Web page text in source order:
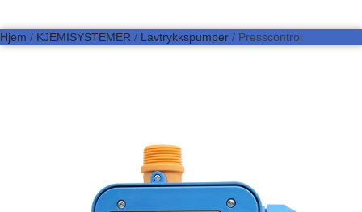
Hjem / KJEMISYSTEMER / Lavtrykkspumper / Presscontrol